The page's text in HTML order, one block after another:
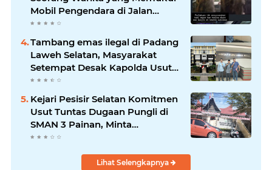
Mobil Pengendara di Jalan
Khatib Sulaiman
Tambang emas ilegal di Padang
Laweh Selatan, Masyarakat
Setempat Desak Kapolda Usut
Tuntas
Kejari Pesisir Selatan Komitmen
Usut Tuntas Dugaan Pungli di
SMAN 3 Painan, Minta
Inspektorat Sumbar Lakukan
Lihat Selengkapnya